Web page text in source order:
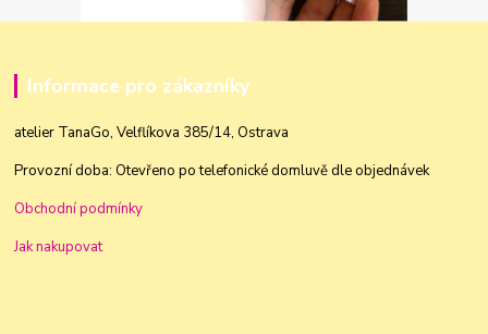
Informace pro zákazníky
atelier TanaGo, Velflíkova 385/14, Ostrava
Provozní doba: Otevřeno po telefonické domluvě dle objednávek
Obchodní podmínky
Jak nakupovat